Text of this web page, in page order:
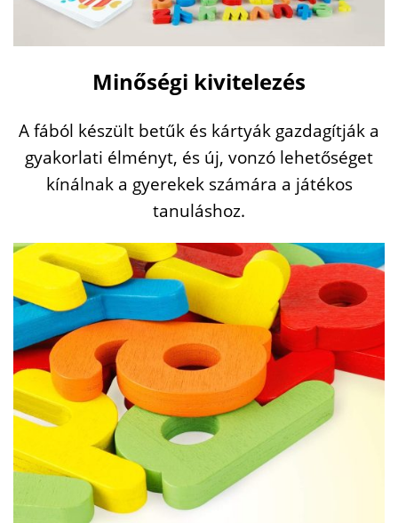
Minőségi kivitelezés
A fából készült betűk és kártyák gazdagítják a
gyakorlati élményt, és új, vonzó lehetőséget
kínálnak a gyerekek számára a játékos
tanuláshoz.